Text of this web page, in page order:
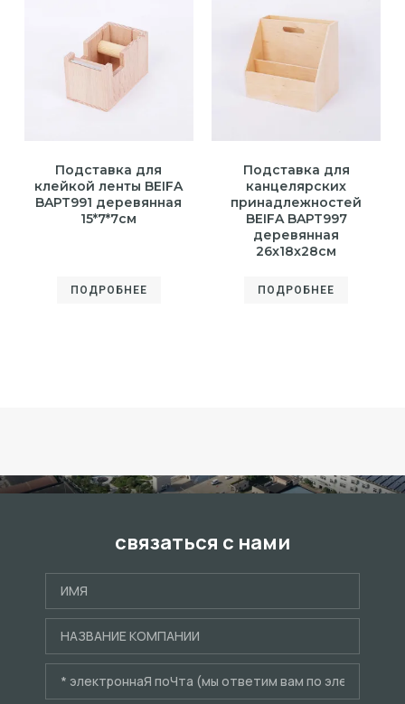
Подставка для
клейкой ленты BEIFA
BAPT991 деревянная
15*7*7см
ПОДРОБНЕЕ
Подставка для
канцелярских
принадлежностей
BEIFA BAPT997
деревянная
26x18x28см
ПОДРОБНЕЕ
связаться с нами